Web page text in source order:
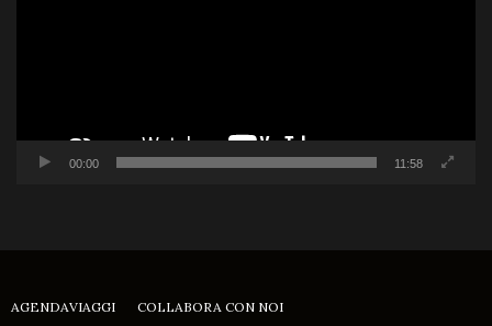
00:00 11:58
AGENDAVIAGGI
COLLABORA CON NOI